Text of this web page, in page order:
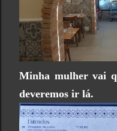
Minha mulher vai
deveremos ir lá.